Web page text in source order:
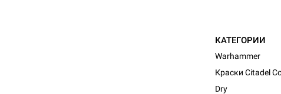
КАТЕГОРИИ
Warhammer
Краски Citadel
Dry